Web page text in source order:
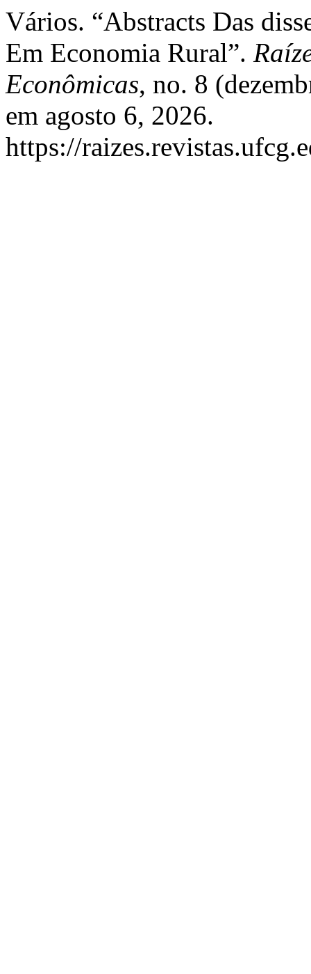
Vários. “Abstracts Das
Em Economia Rural”.
Econômicas, no. 8
em agosto 6, 2026.
https://